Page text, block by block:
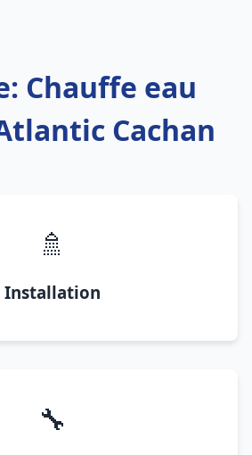
Chauffe eau
Cachan
🚿
Installation
🔧